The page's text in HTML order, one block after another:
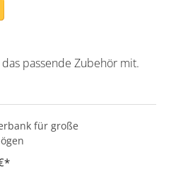
passende Zubehör mit.
für große